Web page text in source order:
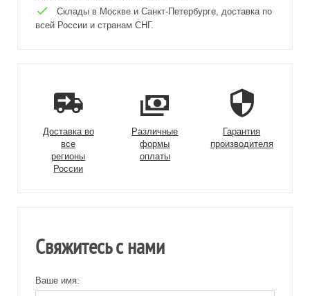
Склады в Москве и Санкт-Петербурге, доставка по
всей России и странам СНГ.
Доставка во
все
регионы
России
Различные
формы
оплаты
Гарантия
производителя
Свяжитесь с нами
Ваше имя: